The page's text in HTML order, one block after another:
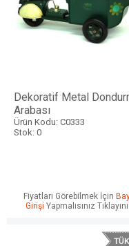
Dekoratif Metal
Arabası
Ürün Kodu: C0333
Stok: 0
Fiyatları Görebilmek İçin
Girişi Yapmalısınız